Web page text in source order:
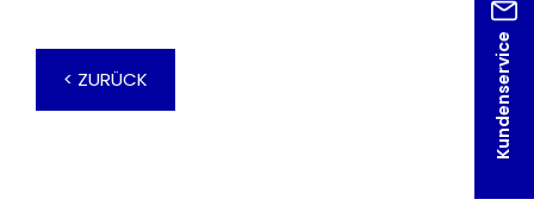
Kundenservice
< ZURÜCK